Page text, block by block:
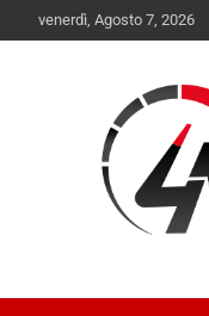
to
venerdì, Agosto 7, 2026